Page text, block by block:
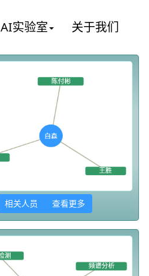
AI实验室 关于我们
相关人员 查看更多